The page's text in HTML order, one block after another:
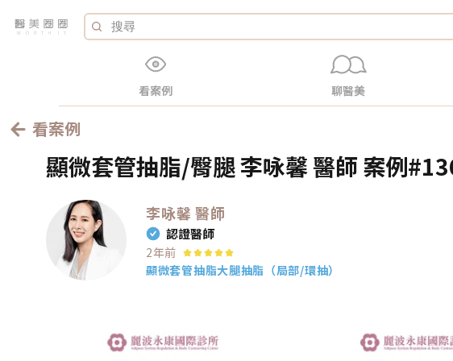
看案例 聊醫美
看案例
顯微套管抽脂/臀腿 李咏馨 醫師 案例
李咏馨 醫師
認證醫師
2年前
顯微套管抽脂大腿抽脂（局部/環抽）